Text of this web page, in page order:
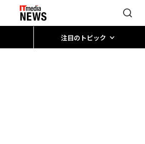
注目のトピック